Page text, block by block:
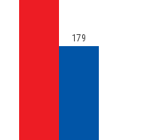
179